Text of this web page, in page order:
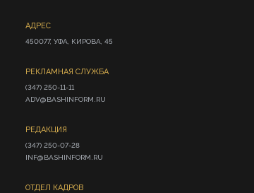
АДРЕС
450077, УФА, КИРОВА, 45
РЕКЛАМНАЯ СЛУЖБА
(347) 250-11-11
ADV@BASHINFORM.RU
РЕДАКЦИЯ
(347) 250-07-28
INF@BASHINFORM.RU
ОТДЕЛ КАДРОВ